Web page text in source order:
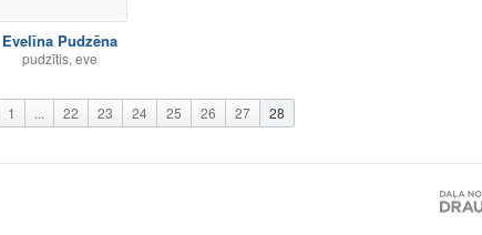
Evelīna Pudzēna
pudzītis, eve
1 ... 22 23 24 25 26 27 28